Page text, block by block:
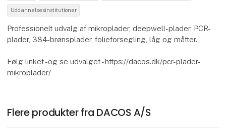
Uddannelsesinstitutioner
Professionelt udvalg af mikroplader, deepwell-plader, PCR-
plader, 384-brønsplader, folieforsegling, låg og måtter.
Følg linket -og se udvalget - https://dacos.dk/pcr-plader-
mikroplader/
Flere produkter fra DACOS A/S